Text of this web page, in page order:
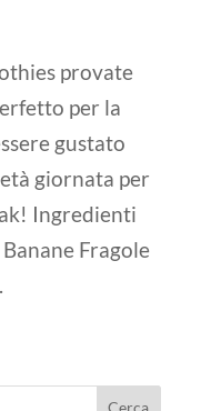
provate
per la
gustato
giornata per
Ingredienti
Fragole